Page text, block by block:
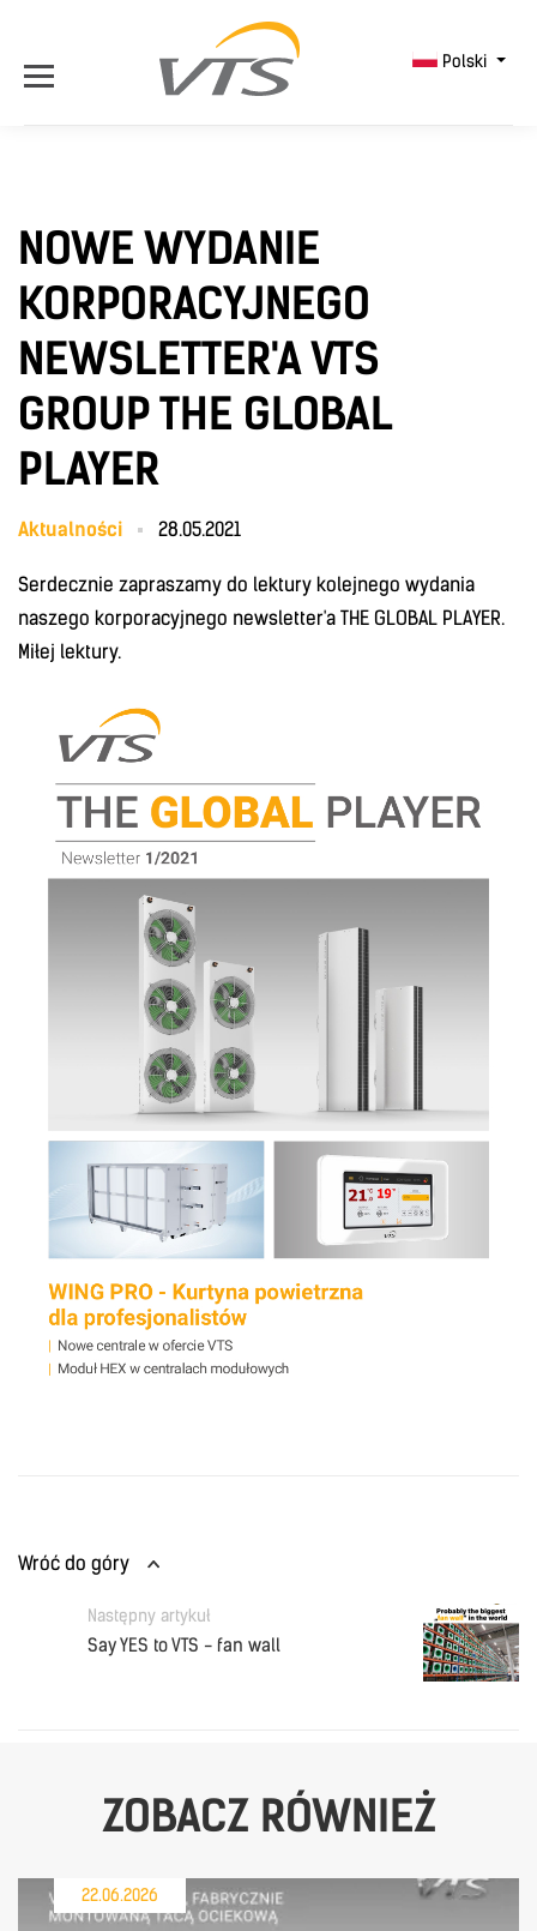
Polski
NOWE WYDANIE
KORPORACYJNEGO
NEWSLETTER'A VTS
GROUP THE GLOBAL
PLAYER
Aktualności 28.05.2021
Serdecznie zapraszamy do lektury kolejnego wydania
naszego korporacyjnego newsletter'a THE GLOBAL PLAYER.
Miłej lektury.
Wróć do góry
Następny artykuł
Say YES to VTS - fan wall
ZOBACZ RÓWNIEŻ
22.06.2026